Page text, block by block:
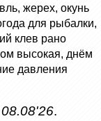
жерех, окунь
для рыбалки,
клев рано
высокая, днём
давления
08.08'26.